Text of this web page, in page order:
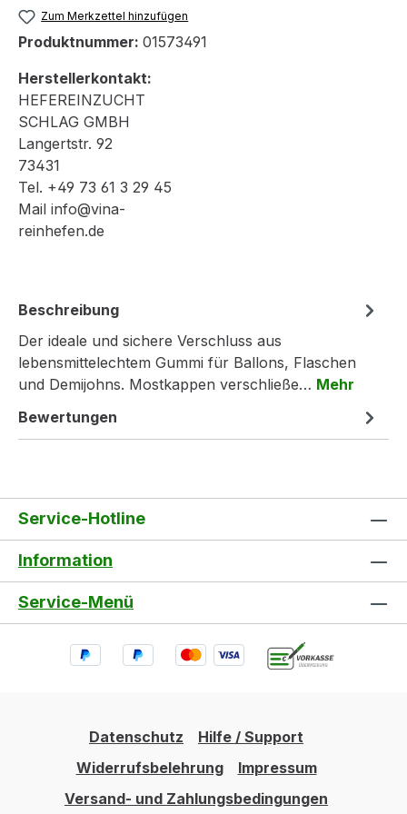
Zum Merkzettel hinzufügen
Produktnummer: 01573491
Herstellerkontakt:
HEFEREINZUCHT
SCHLAG GMBH
Langertstr. 92
73431
Tel. +49 73 61 3 29 45
Mail info@vina-
reinhefen.de
Beschreibung
Der ideale und sichere Verschluss aus
lebensmittelechtem Gummi für Ballons, Flaschen
und Demijohns. Mostkappen verschließe… Mehr
Bewertungen
Service-Hotline
Information
Service-Menü
Datenschutz
Hilfe / Support
Widerrufsbelehrung
Impressum
Versand- und Zahlungsbedingungen